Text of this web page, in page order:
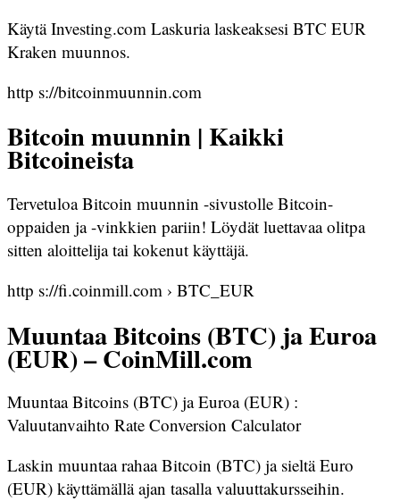
Käytä Investing.com Laskuria laskeaksesi BTC EUR
Kraken muunnos.
http s://bitcoinmuunnin.com
Bitcoin muunnin | Kaikki
Bitcoineista
Tervetuloa Bitcoin muunnin -sivustolle Bitcoin-
oppaiden ja -vinkkien pariin! Löydät luettavaa olitpa
sitten aloittelija tai kokenut käyttäjä.
http s://fi.coinmill.com › BTC_EUR
Muuntaa Bitcoins (BTC) ja Euroa
(EUR) – CoinMill.com
Muuntaa Bitcoins (BTC) ja Euroa (EUR) :
Valuutanvaihto Rate Conversion Calculator
Laskin muuntaa rahaa Bitcoin (BTC) ja sieltä Euro
(EUR) käyttämällä ajan tasalla valuuttakursseihin.